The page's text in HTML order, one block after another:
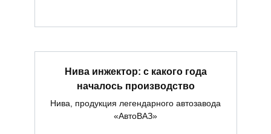
Нива инжектор: с какого года
началось производство
Нива, продукция легендарного автозавода
«АвтоВАЗ»